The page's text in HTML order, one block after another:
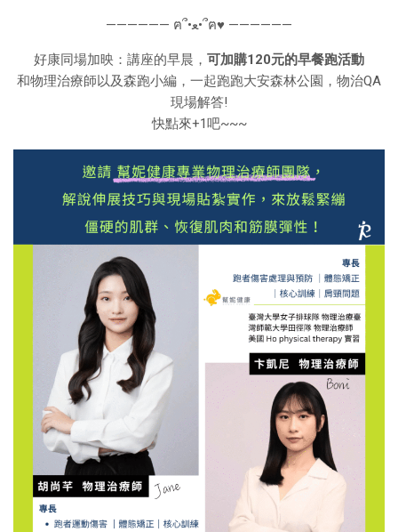
—————— ฅ՞•ﻌ•՞ฅ♥ ——————
好康同場加映：講座的早晨， 可加購120元的早餐跑活動
和物理治療師以及森跑小編，一起跑跑大安森林公園，物治QA
現場解答!
快點來+1吧~~~